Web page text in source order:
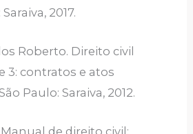
2017.
Roberto. Direito civil
3: contratos e atos
Paulo: Saraiva, 2012.